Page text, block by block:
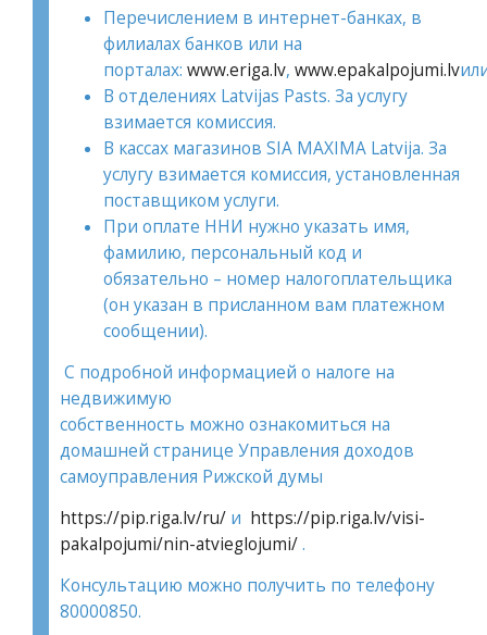
Перечислением в интернет-банках, в
филиалах банков или на
порталах: www.eriga.lv, www.epakalpojumi.lv
В отделениях Latvijas Pasts. За услугу
взимается комиссия.
В кассах магазинов SIA MAXIMA Latvija. За
услугу взимается комиссия, установленная
поставщиком услуги.
При оплате ННИ нужно указать имя,
фамилию, персональный код и
обязательно – номер налогоплательщика
(он указан в присланном вам платежном
сообщении).
С подробной информацией о налоге на
недвижимую
собственность можно ознакомиться на
домашней странице Управления доходов
самоуправления Рижской думы
https://pip.riga.lv/ru/ и https://pip.riga.lv/visi-
pakalpojumi/nin-atvieglojumi/.
Консультацию можно получить по телефону
80000850.